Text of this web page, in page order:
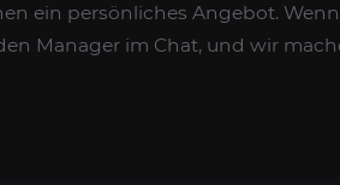
ein persönliches Angebot. Wenn
Manager im Chat, und wir